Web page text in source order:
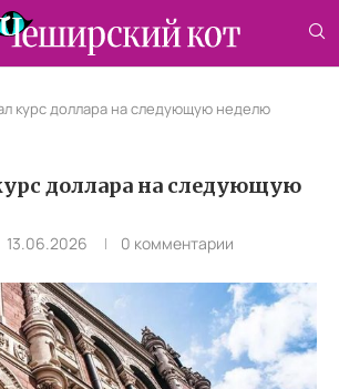
курс доллара на следующую неделю
доллара на следующую
13.06.2026 0 комментарии